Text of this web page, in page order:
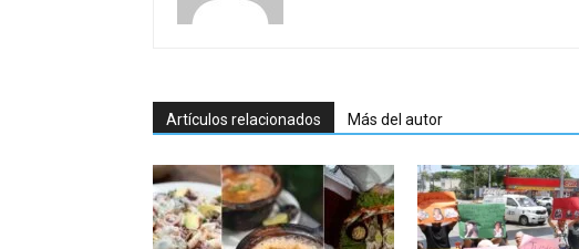
Artículos relacionados Más del autor